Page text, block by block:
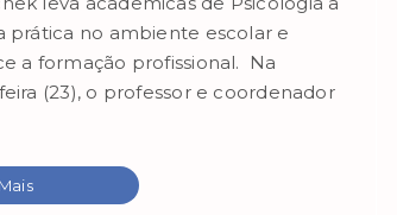
prática no ambiente escolar e
a formação profissional. Na
(23), o professor e coordenador